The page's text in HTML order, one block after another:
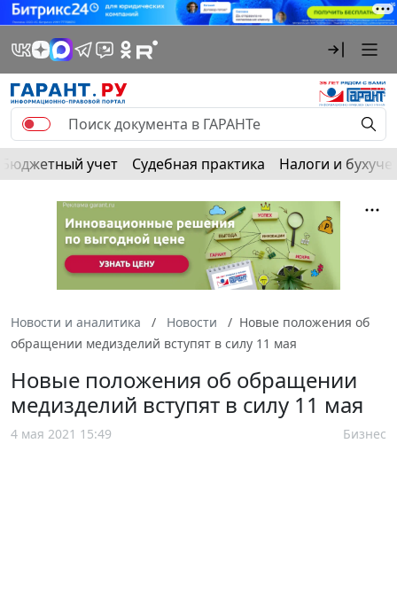
Бюджетный учет Судебная практика Налоги и
Новости и аналитика Новости
Новые положения об
обращении медизделий вступят в силу 11 мая
Новые положения об обращении
медизделий вступят в силу 11 мая
4 мая 2021 15:49 Бизнес